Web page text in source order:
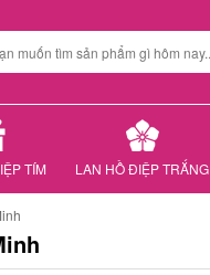
TÍM LAN HỒ ĐIỆP TRẮNG